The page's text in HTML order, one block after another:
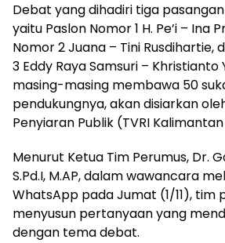
Debat yang dihadiri tiga
yaitu Paslon Nomor 1 H. Pe’i – Ina
Nomor 2 Juana – Tini Rusdihartie,
3 Eddy Raya Samsuri – Khristianto
masing-masing membawa 50
pendukungnya, akan disiarkan
Penyiaran Publik (TVRI
Menurut Ketua Tim Perumus, Dr.
S.Pd.I, M.AP, dalam wawancara
WhatsApp pada Jumat (1/11), tim
menyusun pertanyaan yang
dengan tema debat.